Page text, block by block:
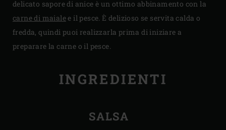
delicato sapore di anice è un ottimo abbinamento con la
carne di maialee il pesce. È delizioso se servita calda o
fredda, quindi puoi realizzarla prima di iniziare a
preparare la carne o il pesce.
INGREDIENTI
SALSA